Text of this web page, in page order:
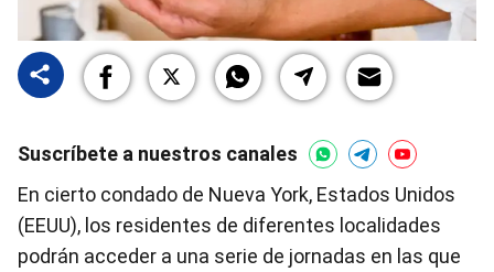
Suscríbete a nuestros canales
En cierto condado de Nueva York, Estados Unidos
(EEUU), los residentes de diferentes localidades
podrán acceder a una serie de jornadas en las que